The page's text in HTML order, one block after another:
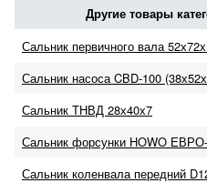
Другие товары
Сальник первичного вала
Сальник насоса CBD-100
Сальник ТНВД 28х40х7
Сальник форсунки HOWO
Сальник коленвала передний